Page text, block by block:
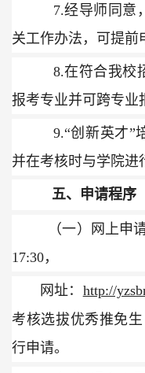
7.经导师同意
关工作办法，可提前
8.在符合我校
报考专业并可跨专业
9.“创新英才”
并在考核时与学院进
五、申请程序
（一）网上申
17:30，
网址： http://
考核选拔优秀推免
行申请。